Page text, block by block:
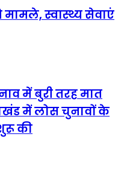
मामले, स्वास्थ्य सेवाएं
में बुरी तरह मात
में लोस चुनावों के
की